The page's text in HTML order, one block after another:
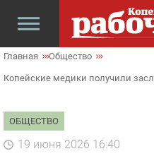
Главная Общество
Копейские медики получили
ОБЩЕСТВО
19 июня 2026 16:40